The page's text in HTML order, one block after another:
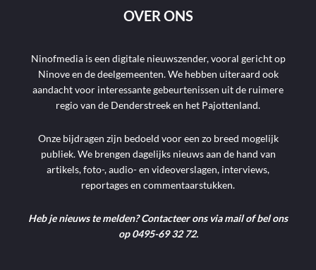
OVER ONS
Ninofmedia is een digitale nieuwszender, vooral gericht op
Ninove en de deelgemeenten. We hebben uiteraard ook
aandacht voor interessante gebeurtenissen uit de ruimere
regio van de Denderstreek en het Pajottenland.
Onze bijdragen zijn bedoeld voor een zo breed mogelijk
publiek. We brengen dagelijks nieuws aan de hand van
artikels, foto-, audio- en videoverslagen, interviews,
reportages en commentaarstukken.
Heb je nieuws te melden? Contacteer ons via mail of bel ons
op 0495-69 32 72.